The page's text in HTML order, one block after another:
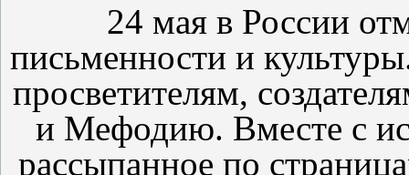
24 мая в России
письменности и
просветителям,
и Мефодию. Вместе с
рассыпанное по